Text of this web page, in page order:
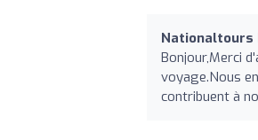
Nationaltours
Bonjour,Merci
voyage.Nous
contribuent à